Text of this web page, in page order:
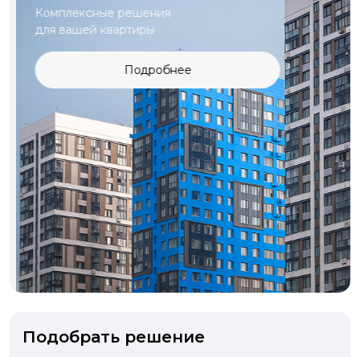
Комплексные решения
для вашей квартиры
Подробнее
Подобрать решение